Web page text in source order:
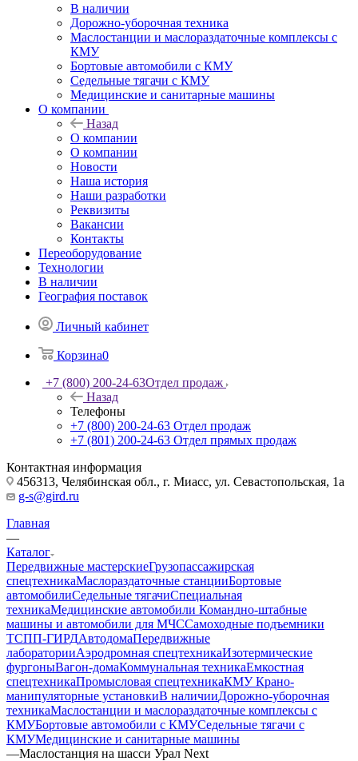
В наличии
Дорожно-уборочная техника
Маслостанции и маслораздаточные комплексы с
КМУ
Бортовые автомобили с КМУ
Седельные тягачи с КМУ
Медицинские и санитарные машины
О компании
Назад
О компании
О компании
Новости
Наша история
Наши разработки
Реквизиты
Вакансии
Контакты
Переоборудование
Технологии
В наличии
География поставок
Личный кабинет
Корзина0
+7 (800) 200-24-63Отдел продаж
Назад
Телефоны
+7 (800) 200-24-63 Отдел продаж
+7 (801) 200-24-63 Отдел прямых продаж
Контактная информация
456313, Челябинская обл., г. Миасс, ул. Севастопольская, 1а
g-s@gird.ru
Главная
—
Каталог
Передвижные мастерскиеГрузопассажирская
спецтехникаМаслораздаточные станцииБортовые
автомобилиСедельные тягачиСпециальная
техникаМедицинские автомобили Командно-штабные
машины и автомобили для МЧССамоходные подъемники
ТСПП-ГИРДАвтодомаПередвижные
лабораторииАэродромная спецтехникаИзотермические
фургоныВагон-домаКоммунальная техникаЕмкостная
спецтехникаПромысловая спецтехникаКМУ Крано-
манипуляторные установкиВ наличииДорожно-уборочная
техникаМаслостанции и маслораздаточные комплексы с
КМУБортовые автомобили с КМУСедельные тягачи с
КМУМедицинские и санитарные машины
—Маслостанция на шасси Урал Next